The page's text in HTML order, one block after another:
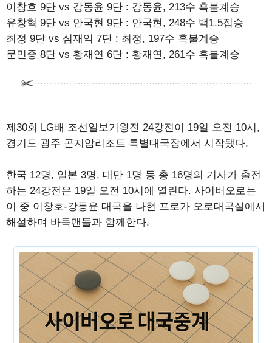
이창호 9단 vs 강동윤 9단 : 강동윤, 213수 흑불계승
유창혁 9단 vs 안국현 9단 : 안국현, 248수 백1.5집승
최정 9단 vs 심재익 7단 : 최정, 197수 흑불계승
문민종 8단 vs 황재연 6단 : 황재연, 261수 흑불계승
제30회 LG배 조선일보기왕전 24강전이 19일 오전 10시,
경기도 광주 곤지암리조트 특별대국장에서 시작됐다.
한국 12명, 일본 3명, 대만 1명 등 총 16명의 기사가 출전
하는 24강전은 19일 오전 10시에 열린다. 사이버오로는
이 중 이창호-강동윤 대국을 나현 프로가 오로대국실에서
해설하며 바둑팬들과 함께한다.